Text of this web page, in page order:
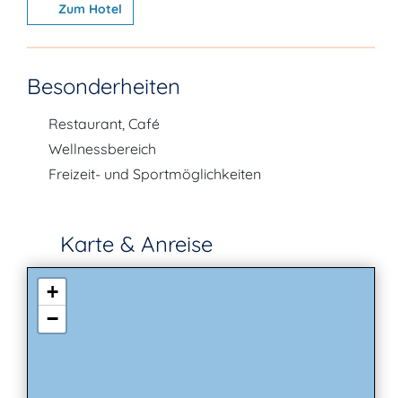
Zum Hotel
Besonderheiten
Restaurant, Café
Wellnessbereich
Freizeit- und Sportmöglichkeiten
Karte & Anreise
+
−